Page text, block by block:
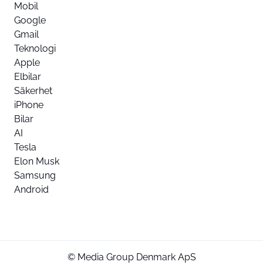
Mobil
Google
Gmail
Teknologi
Apple
Elbilar
Säkerhet
iPhone
Bilar
AI
Tesla
Elon Musk
Samsung
Android
© Media Group Denmark ApS